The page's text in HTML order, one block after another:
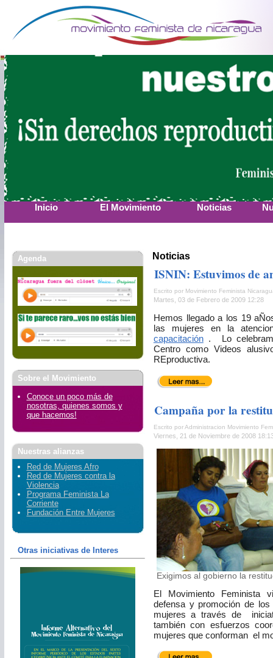
Inicio El Movimiento Noticias
Noticias
ISNIN: Estuvimos de
Escrito por Movimiento Feminista
Martes, 03 de Febrero de 2009 12:28
Hemos llegado a los 19
las mujeres en la
capacitación. Lo
Centro como Videos
REproductiva.
Campaña por la
Escrito por Administracion Movimiento
Viernes, 21 de Noviembre de 2008
Exigimos al gobierno la
El Movimiento Feminista
defensa y promoción de
mujeres a través de
también con esfuerzos
mujeres que conforman el
Agenda
Sobre el Movimiento
Conoce un poco más de
nosotras, quienes somos y
que hacemos!
Nuestras alianzas
Red de Mujeres Afro
Red de Mujeres contra la
Violencia
Programa Feminista La
Corriente
Fundación Entre Mujeres
Otras iniciativas de Interes